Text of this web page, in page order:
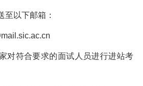
至以下邮箱：
对符合要求的面试人员进行进站考